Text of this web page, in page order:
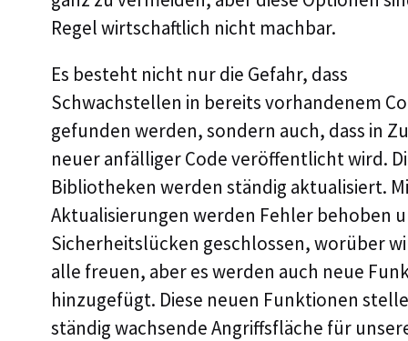
Regel wirtschaftlich nicht machbar.
Es besteht nicht nur die Gefahr, dass
Schwachstellen in bereits vorhandenem
gefunden werden, sondern auch, dass in
neuer anfälliger Code veröffentlicht wird.
Bibliotheken werden ständig aktualisiert.
Aktualisierungen werden Fehler behoben
Sicherheitslücken geschlossen, worüber
alle freuen, aber es werden auch neue
hinzugefügt. Diese neuen Funktionen
ständig wachsende Angriffsfläche für